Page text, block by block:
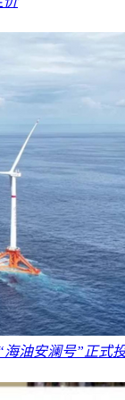
海油安澜号”正式